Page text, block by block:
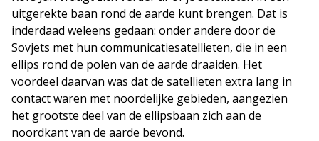
uitgerekte baan rond de aarde kunt brengen. Dat is
inderdaad weleens gedaan: onder andere door de
Sovjets met hun communicatiesatellieten, die in een
ellips rond de polen van de aarde draaiden. Het
voordeel daarvan was dat de satellieten extra lang in
contact waren met noordelijke gebieden, aangezien
het grootste deel van de ellipsbaan zich aan de
noordkant van de aarde bevond.